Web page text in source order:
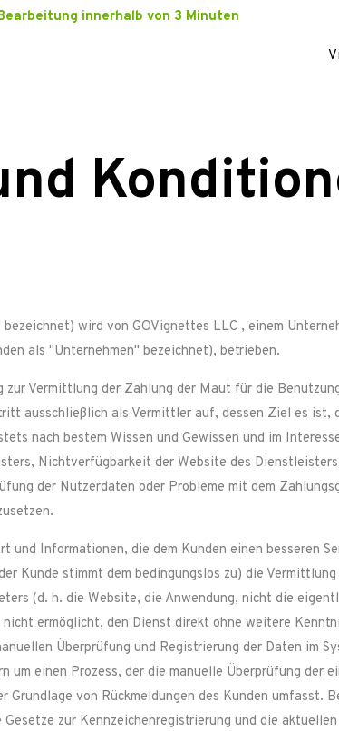
innerhalb von 3 Minuten
wird von GOVignettes LLC , einem
als "Unternehmen" bezeichnet), betrieben.
Vermittlung der Zahlung der Maut für die
ausschließlich als Vermittler auf, dessen Ziel es ist,
nach bestem Wissen und Gewissen und im
Nichtverfügbarkeit der Website des
der Nutzerdaten oder Probleme mit dem
Informationen, die dem Kunden einen besseren
Kunde stimmt dem bedingungslos zu) die
(d. h. die Website, die Anwendung, nicht die
ermöglicht, den Dienst direkt ohne weitere
Überprüfung und Registrierung der Daten im
einen Prozess, der die manuelle Überprüfung der
von Rückmeldungen des Kunden umfasst.
zur Kennzeichenregistrierung und die